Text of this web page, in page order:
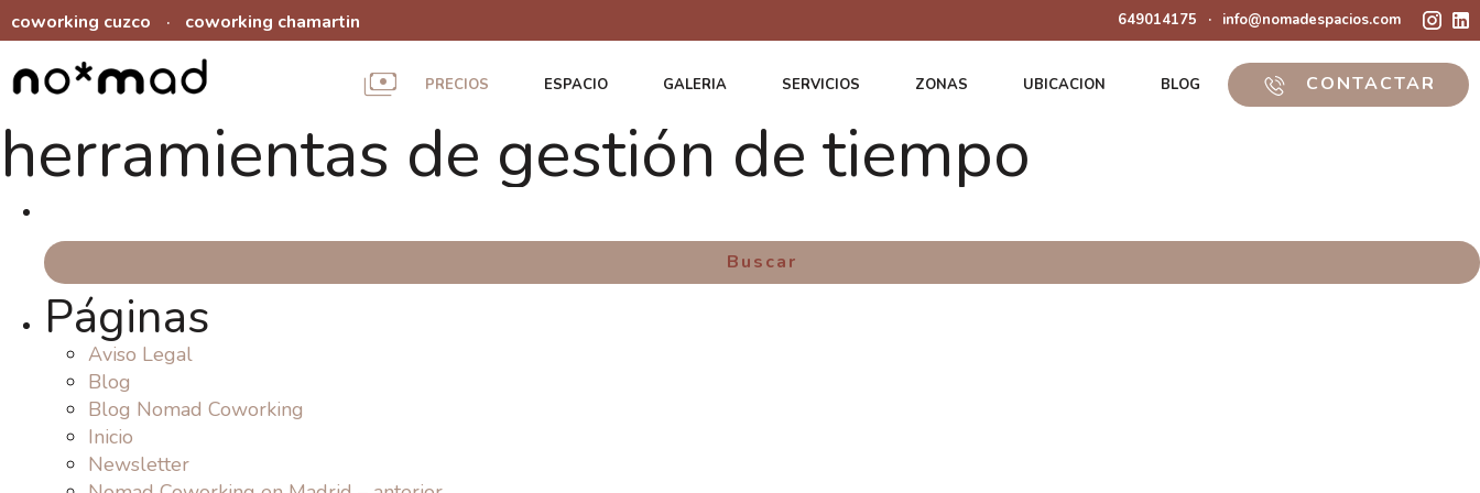
coworking cuzco · coworking chamartin 649014175 · info@nomadespacios.com
PRECIOS ESPACIO GALERIA SERVICIOS ZONAS UBICACION BLOG CONTACTAR
herramientas de gestión de tiempo
Páginas
Aviso Legal
Blog
Blog Nomad Coworking
Inicio
Newsletter